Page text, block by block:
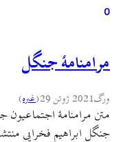
0
مرامنامهٔ جنگل
ورگ2021 ژوئن 29 (غىره)
متن مرامنامهٔ اجتماعیون
جنگل ابراهیم فخرایی